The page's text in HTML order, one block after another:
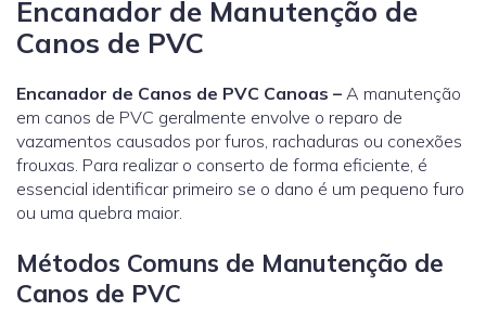
Encanador de Manutenção de
Canos de PVC
Encanador de Canos de PVC Canoas – A manutenção
em canos de PVC geralmente envolve o reparo de
vazamentos causados por furos, rachaduras ou conexões
frouxas. Para realizar o conserto de forma eficiente, é
essencial identificar primeiro se o dano é um pequeno furo
ou uma quebra maior.
Métodos Comuns de Manutenção de
Canos de PVC